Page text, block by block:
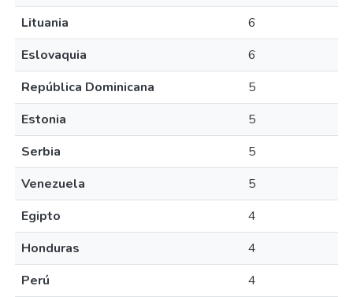
Lituania
6
Eslovaquia
6
República Dominicana
5
Estonia
5
Serbia
5
Venezuela
5
Egipto
4
Honduras
4
Perú
4